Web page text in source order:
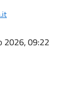
2026, 09:22